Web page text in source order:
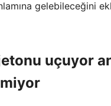
gelebileceğini
uçuyor